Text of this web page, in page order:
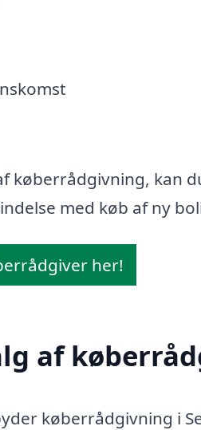
køberrådgivning, kan
med køb af ny
her!
af
køberrådgivning i